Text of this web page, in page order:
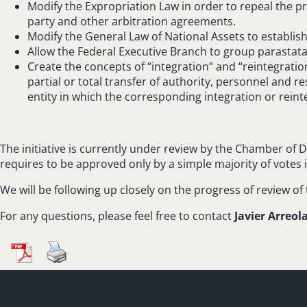
Modify the Expropriation Law in order to repeal the
party and other arbitration agreements.
Modify the General Law of National Assets to
Allow the Federal Executive Branch to group
Create the concepts of “integration” and
partial or total transfer of authority, personnel and
entity in which the corresponding integration or
The initiative is currently under review by the Chamber of
requires to be approved only by a simple majority of votes
We will be following up closely on the progress of review
For any questions, please feel free to contact Javier